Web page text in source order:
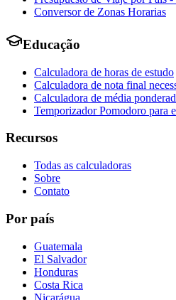
Conversor de Zonas Horarias
Educação
Calculadora de horas de estudo
Calculadora de nota final
Calculadora de média
Temporizador Pomodoro para
Recursos
Todas as calculadoras
Sobre
Contato
Por país
Guatemala
El Salvador
Honduras
Costa Rica
Nicarágua